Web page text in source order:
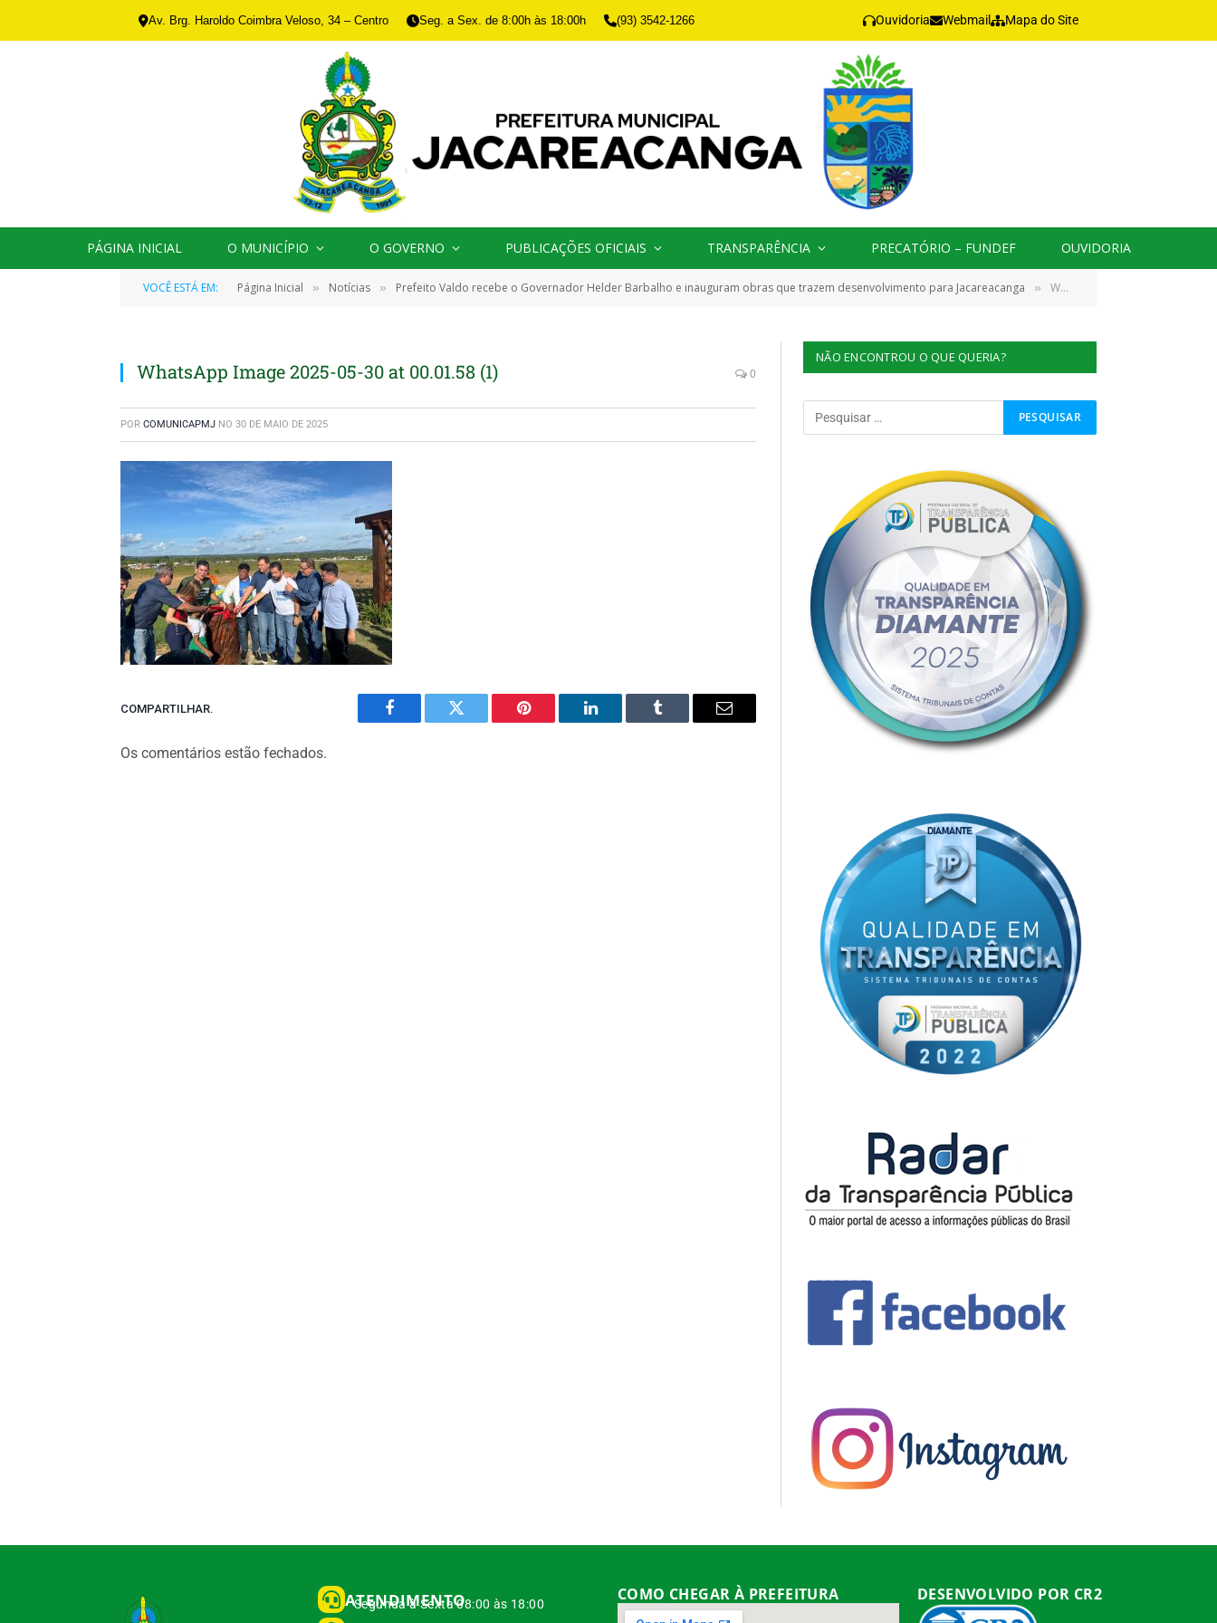
Av. Brg. Haroldo Coimbra Veloso, 34 – Centro Seg. a Sex. de 8:00h às 18:00h (93) 3542-1266 Ouvidoria Webmail Mapa do Site
PÁGINA INICIAL O MUNICÍPIO O GOVERNO PUBLICAÇÕES OFICIAIS TRANSPARÊNCIA PRECATÓRIO – FUNDEF OUVIDORIA
VOCÊ ESTÁ EM: Página Inicial » Notícias » Prefeito Valdo recebe o Governador Helder Barbalho e inauguram obras que trazem desenvolvimento para Jacareacanga » WhatsApp Image 2025-05-30 at 00.01.58 (1)
WhatsApp Image 2025-05-30 at 00.01.58 (1) 0
POR COMUNICAPMJ NO 30 DE MAIO DE 2025
COMPARTILHAR.
Facebook Twitter Pinterest
O
Tumblr
E-
Os comentários estão fechados.
NÃO ENCONTROU O QUE QUERIA?
ATENDIMENTO
Segunda à Sexta 08:00 às 18:00 COMO CHEGAR À PREFEITURA DESENVOLVIDO POR CR2